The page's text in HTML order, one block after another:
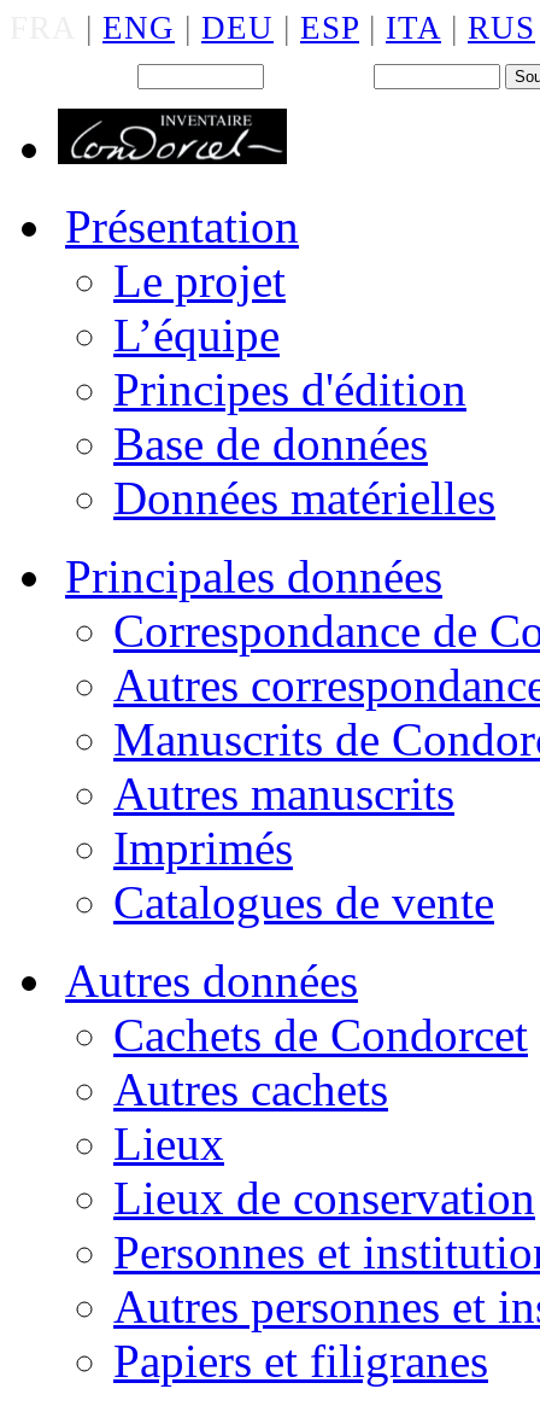
| ENG | DEU | ESP | ITA | RUS
Présentation
Le projet
L’équipe
Principes d'édition
Base de données
Données matérielles
Principales données
Correspondance de
Autres
Manuscrits de
Autres manuscrits
Imprimés
Catalogues de vente
Autres données
Cachets de Condorcet
Autres cachets
Lieux
Lieux de conservation
Personnes et
Autres personnes et
Papiers et filigranes